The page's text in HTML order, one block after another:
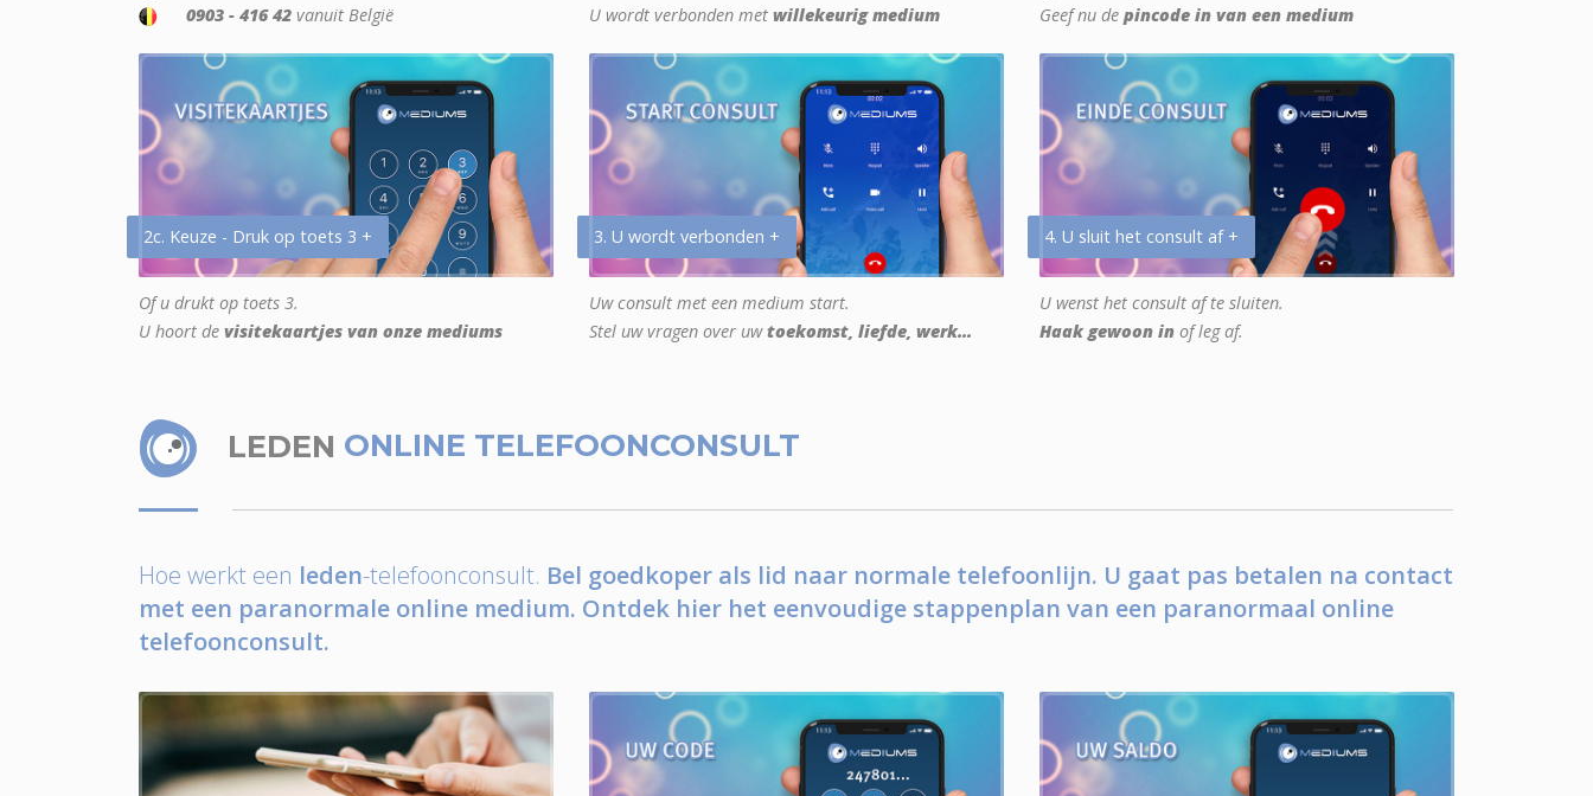
0903 - 416 42 vanuit België
U wordt verbonden met willekeurig medium
Geef nu de pincode in van een medium
2c. Keuze - Druk op toets 3 +
Of u drukt op toets 3.
U hoort de visitekaartjes van onze mediums
3. U wordt verbonden +
Uw consult met een medium start.
Stel uw vragen over uwtoekomst, liefde, werk...
4. U sluit het consult af +
U wenst het consult af te sluiten.
Haak gewoon in of leg af.
LEDEN ONLINE TELEFOONCONSULT
Hoe werkt een leden-telefoonconsult. Bel goedkoper als lid naar normale telefoonlijn. U gaat pas betalen na contact
met een paranormale online medium. Ontdek hier het eenvoudige stappenplan van een paranormaal online
telefoonconsult.